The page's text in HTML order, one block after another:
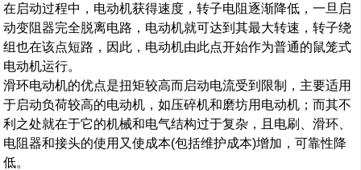
在启动过程中，电动机获得速度，转子电阻逐渐降低，一旦启
动变阻器完全脱离电路，电动机就可达到其最大转速，转子绕
组也在该点短路，因此，电动机由此点开始作为普通的鼠笼式
电动机运行。
滑环电动机的优点是扭矩较高而启动电流受到限制，主要适用
于启动负荷较高的电动机，如压碎机和磨坊用电动机；而其不
利之处就在于它的机械和电气结构过于复杂，且电刷、滑环、
电阻器和接头的使用又使成本(包括维护成本)增加，可靠性降
低。